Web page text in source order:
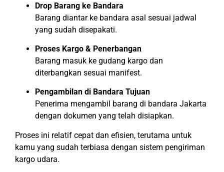
Drop Barang ke Bandara
Barang diantar ke bandara asal sesuai jadwal
yang sudah disepakati.
Proses Kargo & Penerbangan
Barang masuk ke gudang kargo dan
diterbangkan sesuai manifest.
Pengambilan di Bandara Tujuan
Penerima mengambil barang di bandara Jakarta
dengan dokumen yang telah disiapkan.
Proses ini relatif cepat dan efisien, terutama untuk
kamu yang sudah terbiasa dengan sistem pengiriman
kargo udara.